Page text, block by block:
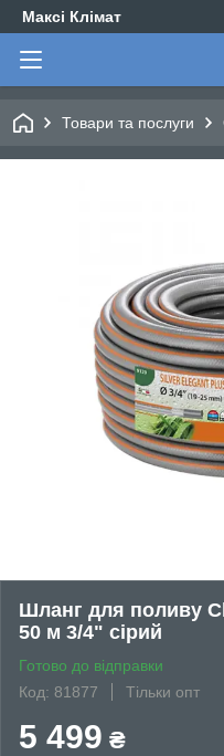
Максі Клімат
Товари та послуги
Шланг для поливу
50 м 3/4" сірий
Готово до відправки
Код: 81877
Тільки опт
5 499 ₴